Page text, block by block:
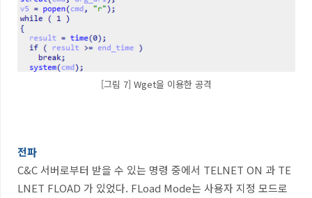
[그림 7] Wget을 이용한 공격
전파
C&C서버로부터 받을 수 있는 명령 중에서 TELNET ON 과 TE
LNET FLOAD 가 있었다. FLoad Mode는 사용자 지정 모드로